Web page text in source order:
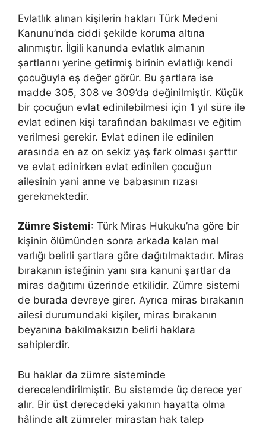
Evlatlık alınan kişilerin hakları Türk Medeni
Kanunu’nda ciddi şekilde koruma altına
alınmıştır. İlgili kanunda evlatlık almanın
şartlarını yerine getirmiş birinin evlatlığı kendi
çocuğuyla eş değer görür. Bu şartlara ise
madde 305, 308 ve 309’da değinilmiştir. Küçük
bir çocuğun evlat edinilebilmesi için 1 yıl süre ile
evlat edinen kişi tarafından bakılması ve eğitim
verilmesi gerekir. Evlat edinen ile edinilen
arasında en az on sekiz yaş fark olması şarttır
ve evlat edinirken evlat edinilen çocuğun
ailesinin yani anne ve babasının rızası
gerekmektedir.
Zümre Sistemi: Türk Miras Hukuku’na göre bir
kişinin ölümünden sonra arkada kalan mal
varlığı belirli şartlara göre dağıtılmaktadır. Miras
bırakanın isteğinin yanı sıra kanuni şartlar da
miras dağıtımı üzerinde etkilidir. Zümre sistemi
de burada devreye girer. Ayrıca miras bırakanın
ailesi durumundaki kişiler, miras bırakanın
beyanına bakılmaksızın belirli haklara
sahiplerdir.
Bu haklar da zümre sisteminde
derecelendirilmiştir. Bu sistemde üç derece yer
alır. Bir üst derecedeki yakının hayatta olma
hâlinde alt zümreler mirastan hak talep